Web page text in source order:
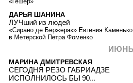
ДАРЬЯ ШАНИНА
ЛУЧший из людей
«Сирано де Бержерак» Евгения
в Метерской Петра Фоменко
ИЮНЬ
МАРИНА ДМИТРЕВСКАЯ
СЕГОДНЯ РЕЗО ГАБРИАДЗЕ
ИСПОЛНИЛОСЬ БЫ 90...